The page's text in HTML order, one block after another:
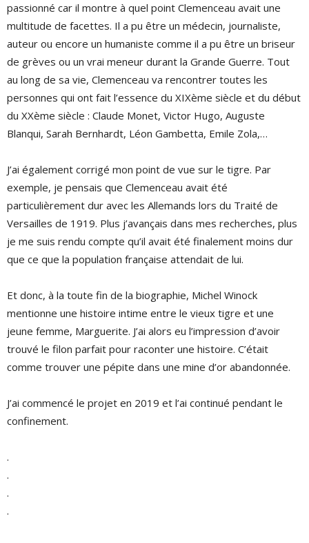
passionné car il montre à quel point Clemenceau avait une
multitude de facettes. Il a pu être un médecin, journaliste,
auteur ou encore un humaniste comme il a pu être un briseur
de grèves ou un vrai meneur durant la Grande Guerre. Tout
au long de sa vie, Clemenceau va rencontrer toutes les
personnes qui ont fait l’essence du XIXème siècle et du début
du XXème siècle : Claude Monet, Victor Hugo, Auguste
Blanqui, Sarah Bernhardt, Léon Gambetta, Emile Zola,…
J’ai également corrigé mon point de vue sur le tigre. Par
exemple, je pensais que Clemenceau avait été
particulièrement dur avec les Allemands lors du Traité de
Versailles de 1919. Plus j’avançais dans mes recherches, plus
je me suis rendu compte qu’il avait été finalement moins dur
que ce que la population française attendait de lui.
Et donc, à la toute fin de la biographie, Michel Winock
mentionne une histoire intime entre le vieux tigre et une
jeune femme, Marguerite. J’ai alors eu l’impression d’avoir
trouvé le filon parfait pour raconter une histoire. C’était
comme trouver une pépite dans une mine d’or abandonnée.
J’ai commencé le projet en 2019 et l’ai continué pendant le
confinement.
.
.
.
.